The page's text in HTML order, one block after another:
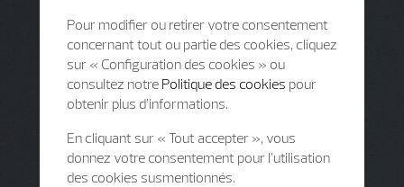
Pour modifier ou retirer votre consentement
concernant tout ou partie des cookies, cliquez
sur « Configuration des cookies » ou
consultez notre Politique des cookies pour
obtenir plus d’informations.
En cliquant sur « Tout accepter », vous
donnez votre consentement pour l’utilisation
des cookies susmentionnés.